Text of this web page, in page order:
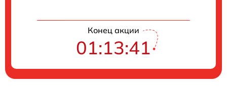
Конец акции
01:13:41